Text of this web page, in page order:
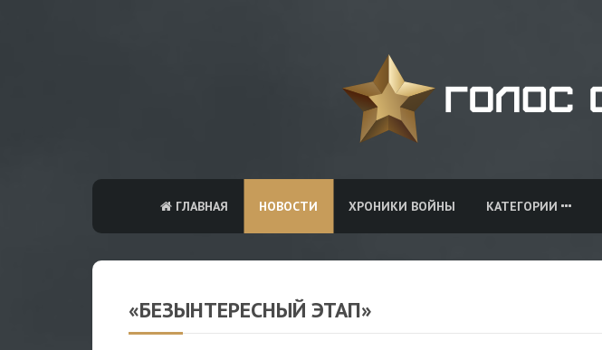
ГЛАВНАЯ НОВОСТИ ХРОНИКИ ВОЙНЫ КАТЕГОРИИ
«БЕЗЫНТЕРЕСНЫЙ ЭТАП»